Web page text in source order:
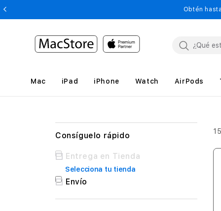
Obtén
Mac iPad iPhone Watch AirPods
Consíguelo rápido
Consíguelo
rápido
Entrega en Tienda
Selecciona tu tienda
Envío